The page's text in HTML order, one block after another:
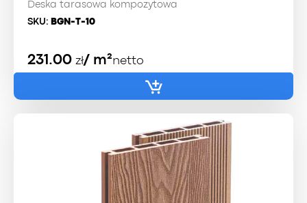
Deska tarasowa kompozytowa
SKU: BGN-T-10
231.00 zł/ m²netto